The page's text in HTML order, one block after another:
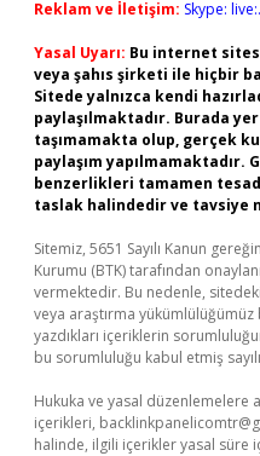
Reklam ve İletişim: Skype:
Yasal Uyarı: Bu internet
veya şahıs şirketi ile hiçbir
Sitede yalnızca kendi
paylaşılmaktadır. Burada
taşımamakta olup, gerçek
paylaşım
benzerlikleri tamamen
taslak halindedir ve tavsiye
Sitemiz, 5651 Sayılı Kanun
Kurumu (BTK) tarafından
vermektedir. Bu nedenle,
veya araştırma
yazdıkları içeriklerin
bu sorumluluğu kabul etmiş
Hukuka ve yasal düzenlemelere
içerikleri,
halinde, ilgili içerikler yasal süre